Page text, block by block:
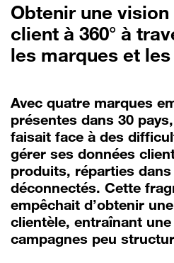
Obtenir une
client à 360° à
les marques et
Avec quatre marques
présentes dans 30
faisait face à des
gérer ses données
produits, réparties
déconnectés. Cette
empêchait d’obtenir
clientèle, entraînant
campagnes peu